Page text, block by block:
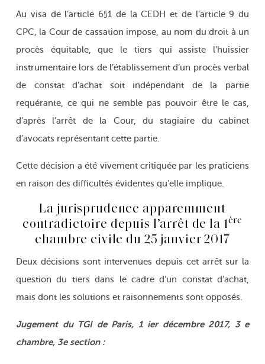
Au visa de l’article 6§1 de la CEDH et de l’article 9 du
CPC, la Cour de cassation impose, au nom du droit à un
procès équitable, que le tiers qui assiste l’huissier
instrumentaire lors de l’établissement d’un procès verbal
de constat d’achat soit indépendant de la partie
requérante, ce qui ne semble pas pouvoir être le cas,
d’après l’arrêt de la Cour, du stagiaire du cabinet
d’avocats représentant cette partie.
Cette décision a été vivement critiquée par les praticiens
en raison des difficultés évidentes qu’elle implique.
La jurisprudence apparemment
contradictoire depuis l’arrêt de la 1ère
chambre civile du 25 janvier 2017
Deux décisions sont intervenues depuis cet arrêt sur la
question du tiers dans le cadre d’un constat d’achat,
mais dont les solutions et raisonnements sont opposés.
Jugement du TGI de Paris, 1 ier décembre 2017, 3 e
chambre, 3e section :